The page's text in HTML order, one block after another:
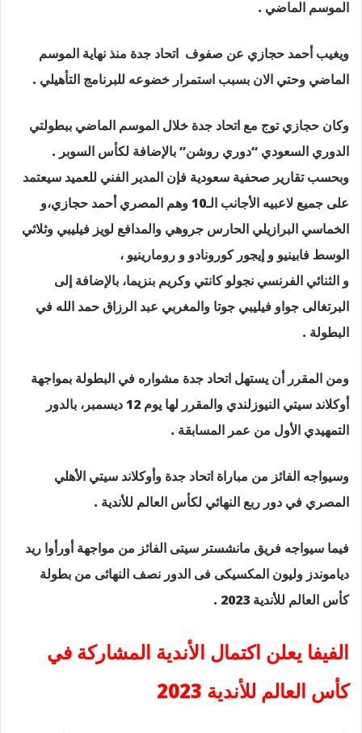
الموسم الماضي .
ويغيب أحمد حجازي عن صفوف اتحاد جدة منذ نهاية الموسم
الماضي وحتي الان بسبب استمرار خضوعه للبرنامج التأهيلي .
وكان حجازي توج مع اتحاد جدة خلال الموسم الماضي ببطولتي
الدوري السعودي “دوري روشن” بالإضافة لكأس السوبر .
وبحسب تقارير صحفية سعودية فإن المدير الفني للعميد سيعتمد
على جميع لاعبيه الأجانب الـ10 وهم المصري أحمد حجازي،و
الخماسي البرازيلي الحارس جروهي والمدافع لويز فيليبي وثلاثي
الوسط فابينيو و إيجور كورونادو و رومارينيو ،
و الثنائي الفرنسي نجولو كانتي وكريم بنزيما، بالإضافة إلى
البرتغالى جواو فيليبي جوتا والمغربي عبد الرزاق حمد الله في
البطولة .
ومن المقرر أن يستهل اتحاد جدة مشواره في البطولة بمواجهة
أوكلاند سيتي النيوزلندي والمقرر لها يوم 12 ديسمبر، بالدور
التمهيدي الأول من عمر المسابقة .
وسيواجه الفائز من مباراة اتحاد جدة وأوكلاند سيتي الأهلي
المصري في دور ربع النهائي لكأس العالم للأندية .
فيما سيواجه فريق مانشستر سيتى الفائز من مواجهة أورأوا ريد
دياموندز وليون المكسيكى فى الدور نصف النهائى من بطولة
كأس العالم للأندية 2023 .
الفيفا يعلن اكتمال الأندية المشاركة في
كأس العالم للأندية 2023